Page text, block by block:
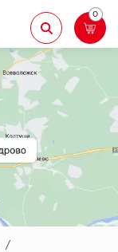
Назад
Aberhof
Adelar
Alfa
AllureFloor
0
/